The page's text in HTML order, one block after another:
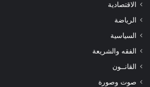
الاقتصادية
الرياضة
السياسية
الفقه والشريعة
القانــون
صوت وصورة